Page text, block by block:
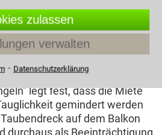
nicht vor Ärger geschützt.
im Haus, sei es durch
schlagende Türen oder
eine Situation schnell
wann ist eine Mietminderung
zur "Mietminderung bei
legt fest, dass die Miete
gemindert werden
auf dem Balkon
durchaus als Beeinträchtigung
zulassen
verwalten
⁃ Datenschutzerklärung